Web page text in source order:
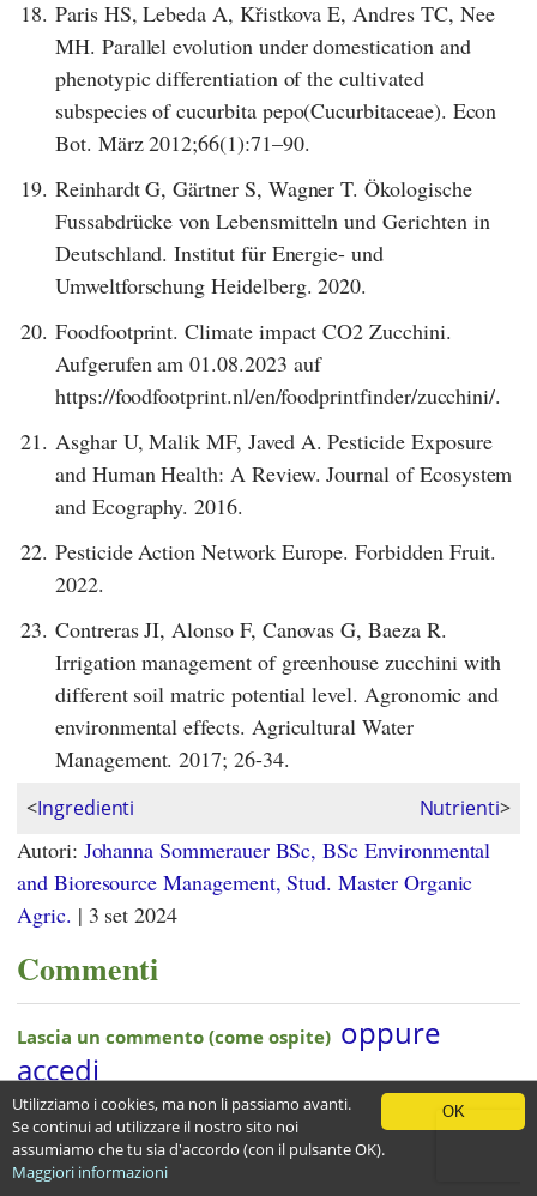
18. Paris HS, Lebeda A, Křistkova E, Andres TC, Nee
MH. Parallel evolution under domestication and
phenotypic differentiation of the cultivated
subspecies of cucurbita pepo(Cucurbitaceae). Econ
Bot. März 2012;66(1):71–90.
19. Reinhardt G, Gärtner S, Wagner T. Ökologische
Fussabdrücke von Lebensmitteln und Gerichten in
Deutschland. Institut für Energie- und
Umweltforschung Heidelberg. 2020.
20. Foodfootprint. Climate impact CO2 Zucchini.
Aufgerufen am 01.08.2023 auf
https://foodfootprint.nl/en/foodprintfinder/zucchini/.
21. Asghar U, Malik MF, Javed A. Pesticide Exposure
and Human Health: A Review. Journal of Ecosystem
and Ecography. 2016.
22. Pesticide Action Network Europe. Forbidden Fruit.
2022.
23. Contreras JI, Alonso F, Canovas G, Baeza R.
Irrigation management of greenhouse zucchini with
different soil matric potential level. Agronomic and
environmental effects. Agricultural Water
Management. 2017; 26-34.
<Ingredienti Nutrienti>
Autori: Johanna Sommerauer BSc, BSc Environmental
and Bioresource Management, Stud. Master Organic
Agric. | 3 set 2024
Commenti
OK
Utilizziamo i cookies, ma non li passiamo avanti.
Se continui ad utilizzare il nostro sito noi
assumiamo che tu sia d'accordo (con il pulsante OK).
Maggiori informazioni